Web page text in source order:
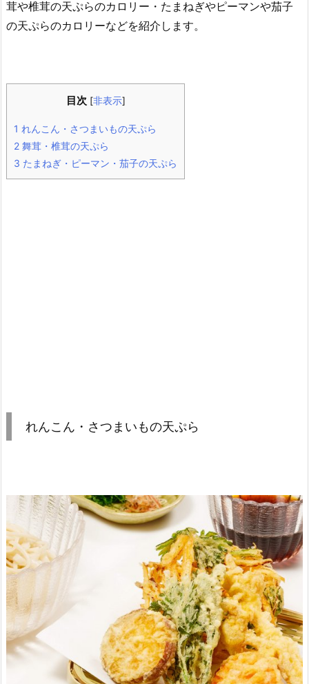
茸や椎茸の天ぷらのカロリー・たまねぎやピーマンや茄子
の天ぷらのカロリーなどを紹介します。
目次 [非表示]
1 れんこん・さつまいもの天ぷら
2 舞茸・椎茸の天ぷら
3 たまねぎ・ピーマン・茄子の天ぷら
れんこん・さつまいもの天ぷら